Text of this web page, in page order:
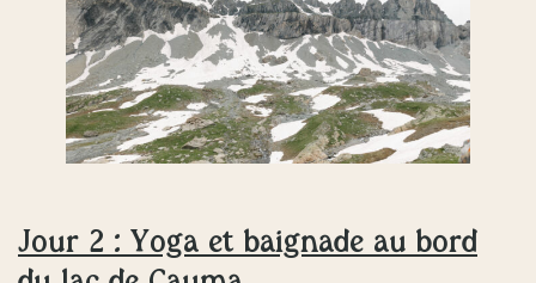
Jour 2 : Yoga et baignade au bord